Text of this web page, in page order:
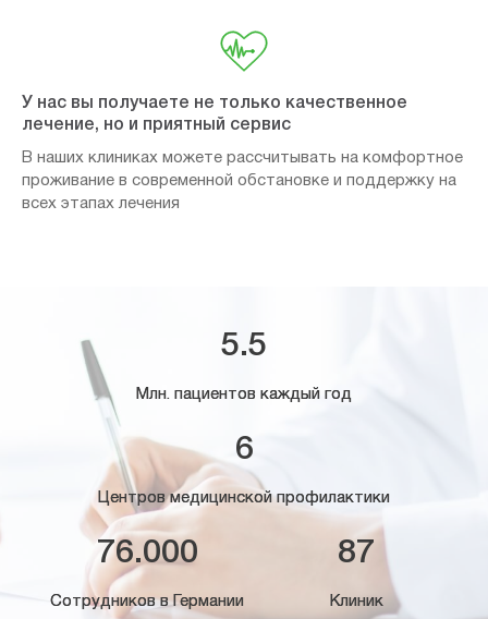
У нас вы получаете не только качественное
лечение, но и приятный сервис
В наших клиниках можете рассчитывать на комфортное
проживание в современной обстановке и поддержку на
всех этапах лечения
5.5
Млн. пациентов каждый год
6
Центров медицинской профилактики
76.000
Сотрудников в Германии
87
Клиник